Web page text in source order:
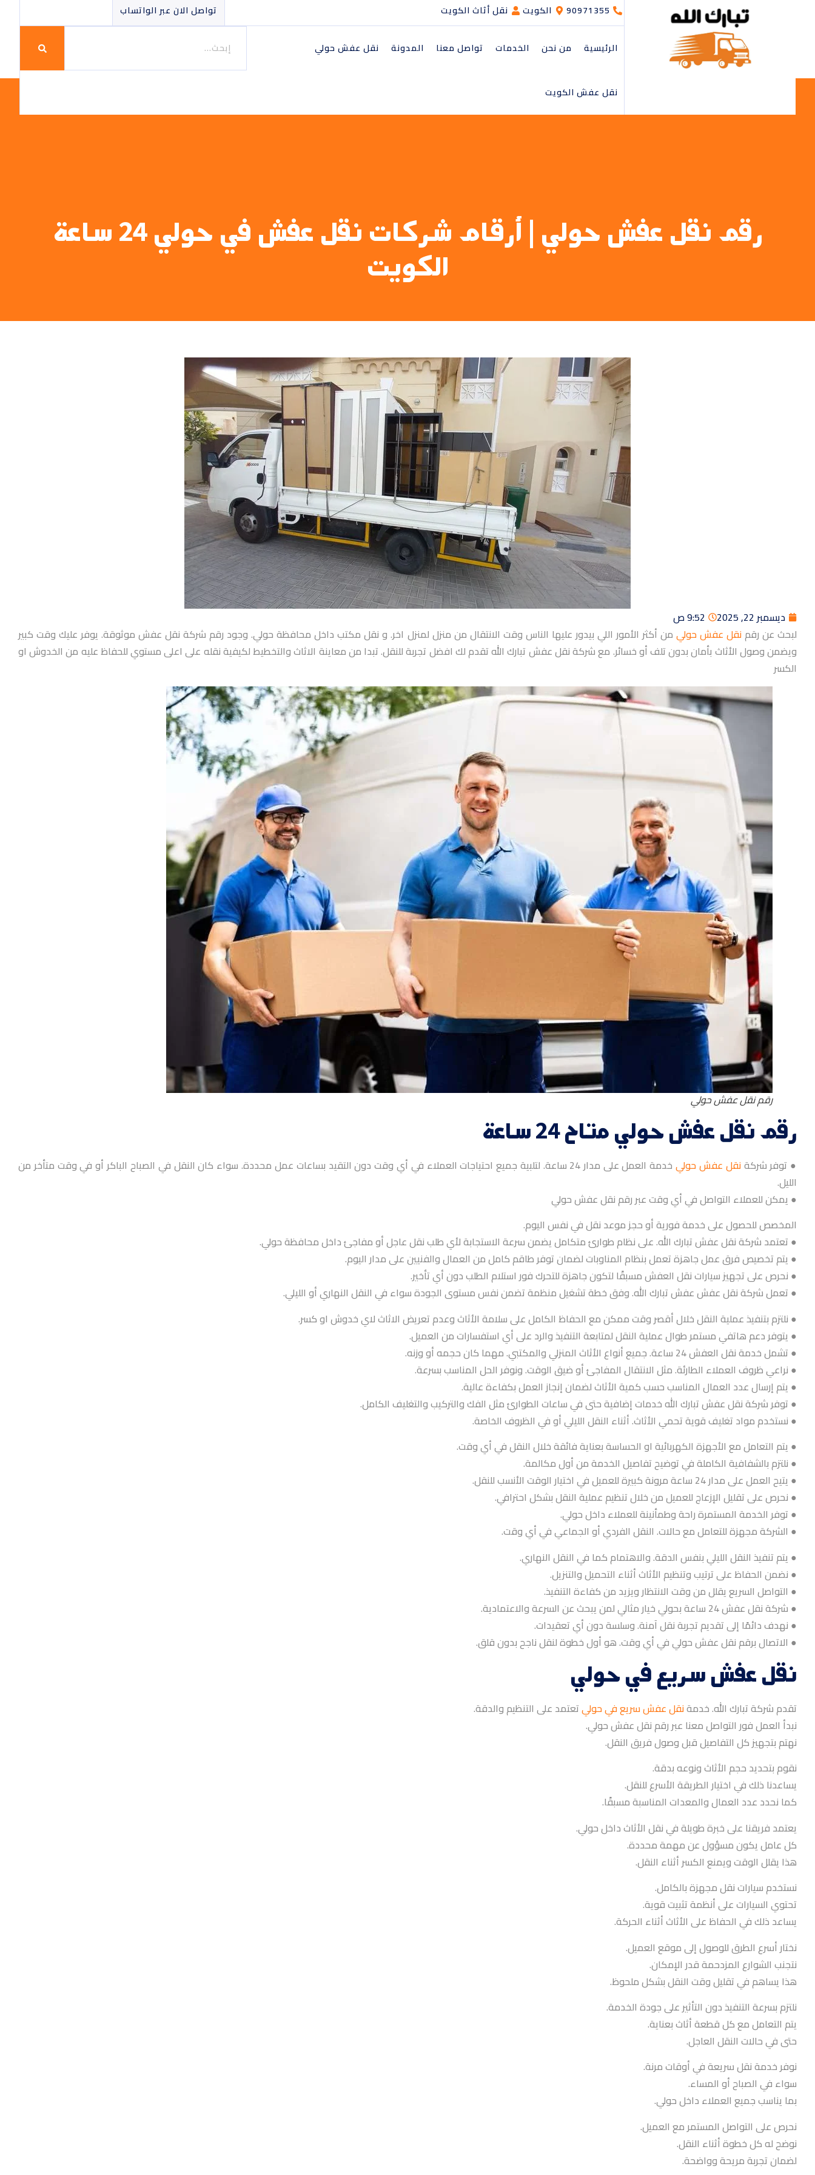
90971355 الكويت نقل أثاث الكويت تواصل الان عبر الواتساب
الرئيسية من نحن الخدمات تواصل معنا المدونة نقل عفش حولي
نقل عفش الكويت
رقم نقل عفش حولي | أرقام شركات نقل عفش في حولي 24 ساعة
الكويت
ديسمبر 22, 2025
9:52 ص
لبحث عن رقم نقل عفش حولي من أكثر الأمور اللي بيدور عليها الناس وقت الانتقال من منزل لمنزل اخر. و نقل مكتب داخل محافظة حولي. وجود رقم شركة نقل عفش موثوقة. يوفر عليك وقت كبير
ويضمن وصول الأثاث بأمان بدون تلف أو خسائر. مع شركة نقل عفش تبارك الله تقدم لك افضل تجربة للنقل. تبدا من معاينة الاثاث والتخطيط لكيفية نقله على اعلى مستوي للحفاظ عليه من الخدوش او
الكسر
رقم نقل عفش حولي
رقم نقل عفش حولي متاح 24 ساعة
● توفر شركة نقل عفش حولي
خدمة العمل على مدار 24 ساعة. لتلبية جميع احتياجات العملاء في أي وقت دون التقيد بساعات عمل محددة. سواء كان النقل في الصباح الباكر أو في وقت متأخر من
الليل.
● يمكن للعملاء التواصل في أي وقت عبر رقم نقل عفش حولي
المخصص للحصول على خدمة فورية أو حجز موعد نقل في نفس اليوم.
● تعتمد شركة نقل عفش تبارك الله. على نظام طوارئ متكامل يضمن سرعة الاستجابة لأي طلب نقل عاجل أو مفاجئ داخل محافظة حولي.
● يتم تخصيص فرق عمل جاهزة تعمل بنظام المناوبات لضمان توفر طاقم كامل من العمال والفنيين على مدار اليوم.
● نحرص على تجهيز سيارات نقل العفش مسبقًا لتكون جاهزة للتحرك فور استلام الطلب دون أي تأخير.
● تعمل شركة نقل عفش عفش تبارك الله. وفق خطة تشغيل منظمة تضمن نفس مستوى الجودة سواء في النقل النهاري أو الليلي.
● نلتزم بتنفيذ عملية النقل خلال أقصر وقت ممكن مع الحفاظ الكامل على سلامة الأثاث وعدم تعريض الاثاث لاي خدوش او كسر.
● يتوفر دعم هاتفي مستمر طوال عملية النقل لمتابعة التنفيذ والرد على أي استفسارات من العميل.
● تشمل خدمة نقل العفش 24 ساعة. جميع أنواع الأثاث المنزلي والمكتبي. مهما كان حجمه أو وزنه.
● نراعي ظروف العملاء الطارئة. مثل الانتقال المفاجئ أو ضيق الوقت. ونوفر الحل المناسب بسرعة.
● يتم إرسال عدد العمال المناسب حسب كمية الأثاث لضمان إنجاز العمل بكفاءة عالية.
● توفر شركة نقل عفش تبارك الله خدمات إضافية حتى في ساعات الطوارئ مثل الفك والتركيب والتغليف الكامل.
● نستخدم مواد تغليف قوية تحمي الأثاث. أثناء النقل الليلي أو في الظروف الخاصة.
● يتم التعامل مع الأجهزة الكهربائية او الحساسة بعناية فائقة خلال النقل في أي وقت.
● نلتزم بالشفافية الكاملة في توضيح تفاصيل الخدمة من أول مكالمة.
● يتيح العمل على مدار 24 ساعة مرونة كبيرة للعميل في اختيار الوقت الأنسب للنقل.
● نحرص على تقليل الإزعاج للعميل من خلال تنظيم عملية النقل بشكل احترافي.
● توفر الخدمة المستمرة راحة وطمأنينة للعملاء داخل حولي.
● الشركة مجهزة للتعامل مع حالات. النقل الفردي أو الجماعي في أي وقت.
● يتم تنفيذ النقل الليلي بنفس الدقة. والاهتمام كما في النقل النهاري.
● نضمن الحفاظ على ترتيب وتنظيم الأثاث أثناء التحميل والتنزيل.
● التواصل السريع يقلل من وقت الانتظار ويزيد من كفاءة التنفيذ.
● شركة نقل عفش 24 ساعة بحولي خيار مثالي لمن يبحث عن السرعة والاعتمادية.
● نهدف دائمًا إلى تقديم تجربة نقل آمنة. وسلسة دون أي تعقيدات.
● الاتصال برقم نقل عفش حولي في أي وقت. هو أول خطوة لنقل ناجح بدون قلق.
نقل عفش سريع في حولي
تقدم شركة تبارك الله. خدمةنقل عفش سريع في حوليتعتمد على التنظيم والدقة.
نبدأ العمل فور التواصل معنا عبر رقم نقل عفش حولي.
نهتم بتجهيز كل التفاصيل قبل وصول فريق النقل.
نقوم بتحديد حجم الأثاث ونوعه بدقة.
يساعدنا ذلك في اختيار الطريقة الأسرع للنقل.
كما نحدد عدد العمال والمعدات المناسبة مسبقًا.
يعتمد فريقنا على خبرة طويلة في نقل الأثاث داخل حولي.
كل عامل يكون مسؤول عن مهمة محددة.
هذا يقلل الوقت ويمنع الكسر أثناء النقل.
نستخدم سيارات نقل مجهزة بالكامل.
تحتوي السيارات على أنظمة تثبيت قوية.
يساعد ذلك في الحفاظ على الأثاث أثناء الحركة.
نختار أسرع الطرق للوصول إلى موقع العميل.
نتجنب الشوارع المزدحمة قدر الإمكان.
هذا يساهم في تقليل وقت النقل بشكل ملحوظ.
نلتزم بسرعة التنفيذ دون التأثير على جودة الخدمة.
يتم التعامل مع كل قطعة أثاث بعناية.
حتى في حالات النقل العاجل.
نوفر خدمة نقل سريعة في أوقات مرنة.
سواء في الصباح أو المساء.
بما يناسب جميع العملاء داخل حولي.
نحرص على التواصل المستمر مع العميل.
نوضح له كل خطوة أثناء النقل.
لضمان تجربة مريحة وواضحة.